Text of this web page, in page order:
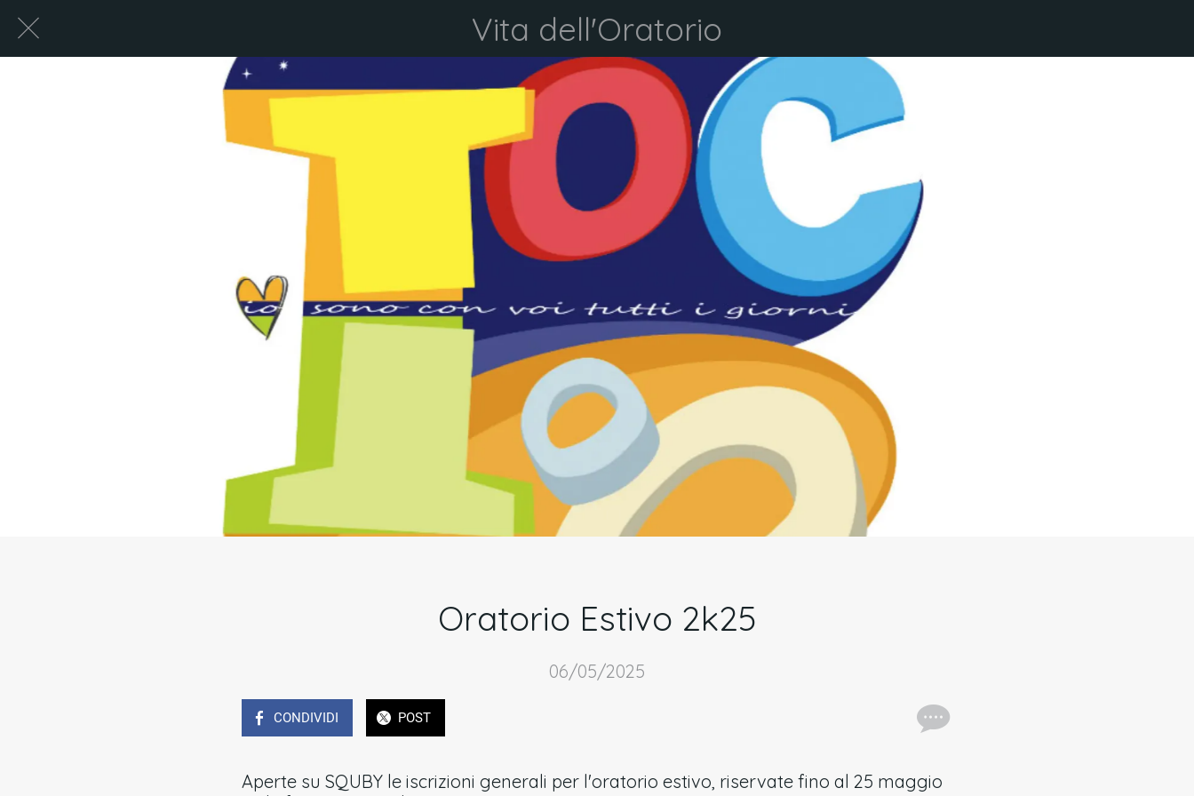
Vita dell'Oratorio
Oratorio Estivo 2k25
06/05/2025
CONDIVIDI POST
Aperte su SQUBY le iscrizioni generali per l'oratorio estivo, riservate fino al 25 maggio